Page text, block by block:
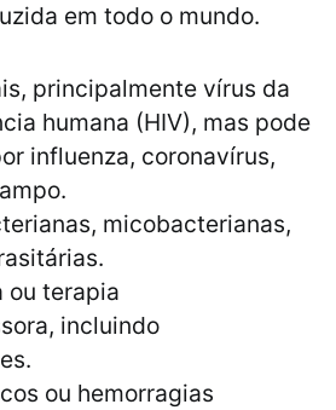
em todo o mundo.
principalmente vírus da
humana (HIV), mas pode
influenza, coronavírus,
micobacterianas,
ou terapia
incluindo
ou hemorragias